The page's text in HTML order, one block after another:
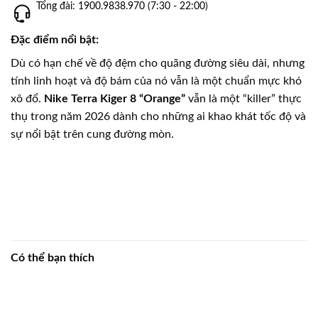
Tổng đài: 1900.9838.970 (7:30 - 22:00)
Đặc điểm nổi bật:
Dù có hạn chế về độ đệm cho quãng đường siêu dài, nhưng
tính linh hoạt và độ bám của nó vẫn là một chuẩn mực khó
xô đổ. Nike Terra Kiger 8 “Orange” vẫn là một “killer” thực
thụ trong năm 2026 dành cho những ai khao khát tốc độ và
sự nổi bật trên cung đường mòn.
Có thể bạn thích